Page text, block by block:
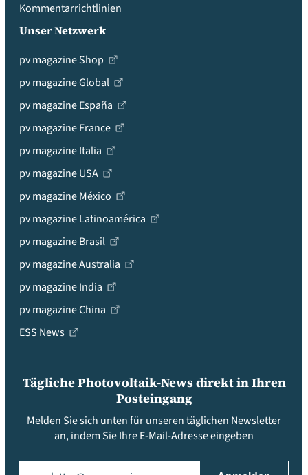
Kommentarrichtlinien
Unser Netzwerk
pv magazine Shop
pv magazine Global
pv magazine España
pv magazine France
pv magazine Italia
pv magazine USA
pv magazine México
pv magazine Latinoamérica
pv magazine Brasil
pv magazine Australia
pv magazine India
pv magazine China
ESS News
Tägliche Photovoltaik-News direkt in Ihren
Posteingang
Melden Sie sich unten für unseren täglichen Newsletter
an, indem Sie Ihre E-Mail-Adresse eingeben